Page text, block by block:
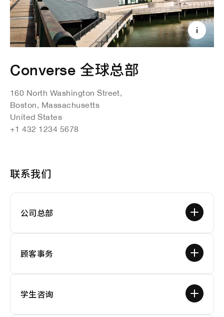
Converse 全球总部
160 North Washington Street,
Boston, Massachusetts
United States
+1 432 1234 5678
联系我们
公司总部
顾客事务
学生咨询